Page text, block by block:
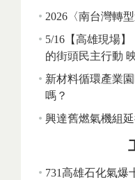
2026〈南台灣轉
5/16【高雄現場
的街頭民主行動
新材料循環產業
嗎？
興達舊燃氣機組
731高雄石化氣爆